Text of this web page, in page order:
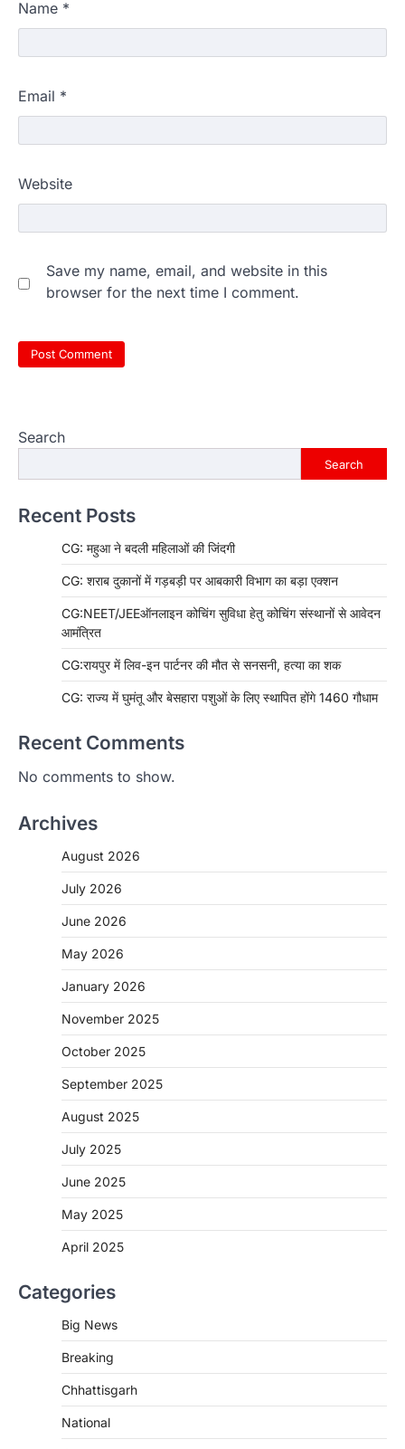
Name *
Email *
Website
Save my name, email, and website in this
browser for the next time I comment.
Search
Search
Recent Posts
CG: महुआ ने बदली महिलाओं की जिंदगी
CG: शराब दुकानों में गड़बड़ी पर आबकारी विभाग का बड़ा एक्शन
CG:NEET/JEEऑनलाइन कोचिंग सुविधा हेतु कोचिंग संस्थानों से आवेदन
आमंत्रित
CG:रायपुर में लिव-इन पार्टनर की मौत से सनसनी, हत्या का शक
CG: राज्य में घुमंतू और बेसहारा पशुओं के लिए स्थापित होंगे 1460 गौधाम
Recent Comments
No comments to show.
Archives
August 2026
July 2026
June 2026
May 2026
January 2026
November 2025
October 2025
September 2025
August 2025
July 2025
June 2025
May 2025
April 2025
Categories
Big News
Breaking
Chhattisgarh
National
CG: शराब दुकानों में गड़बड़ी पर आबकारी
विभाग का बड़ा एक्शन
रायपुर। छत्तीसगढ़ में शराब दुकानों में अधिक कीमत पर
कोचिंग संस्थानों से आवेदन आमंत्रित
CHHATTISGARH
More Khabar August 6, 2026